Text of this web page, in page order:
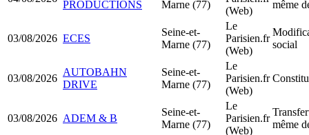
PRODUCTIONS
Marne (77)
(Web)
même
03/08/2026 ECES
Seine-et-
Marne (77)
Le
Parisien.fr
(Web)
social
03/08/2026
AUTOBAHN
DRIVE
Seine-et-
Marne (77)
Le
Parisien.fr
(Web)
03/08/2026 ADEM & B
Seine-et-
Marne (77)
Le
Parisien.fr
(Web)
même